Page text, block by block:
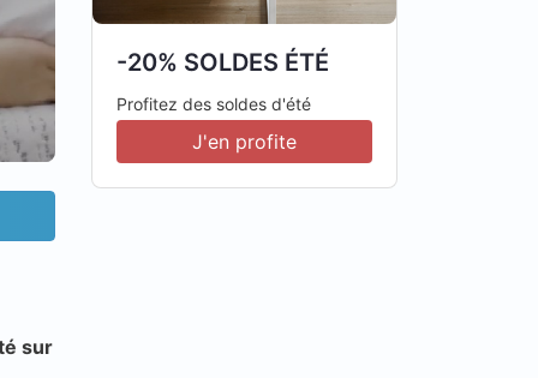
sur
-20% SOLDES ÉTÉ
Profitez des soldes d'été
J'en profite